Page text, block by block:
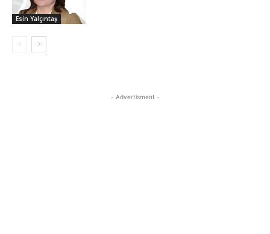
Esin Yalçıntaş
- Advertisment -